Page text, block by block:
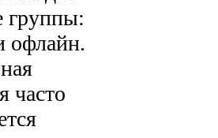
группы:
офлайн.
часто